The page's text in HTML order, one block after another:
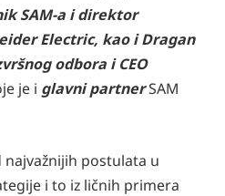
SAM-a i direktor
Electric, kao i Dragan
odbora i CEO
je i glavni partnerSAM
najvažnijih postulata u
i to iz ličnih primera